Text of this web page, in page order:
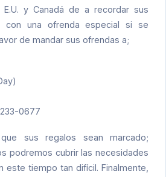
y Canadá de a recordar sus
con una ofrenda especial si se
de mandar sus ofrendas a;
0677
sus regalos sean marcado;
podremos cubrir las necesidades
este tiempo tan difícil. Finalmente,